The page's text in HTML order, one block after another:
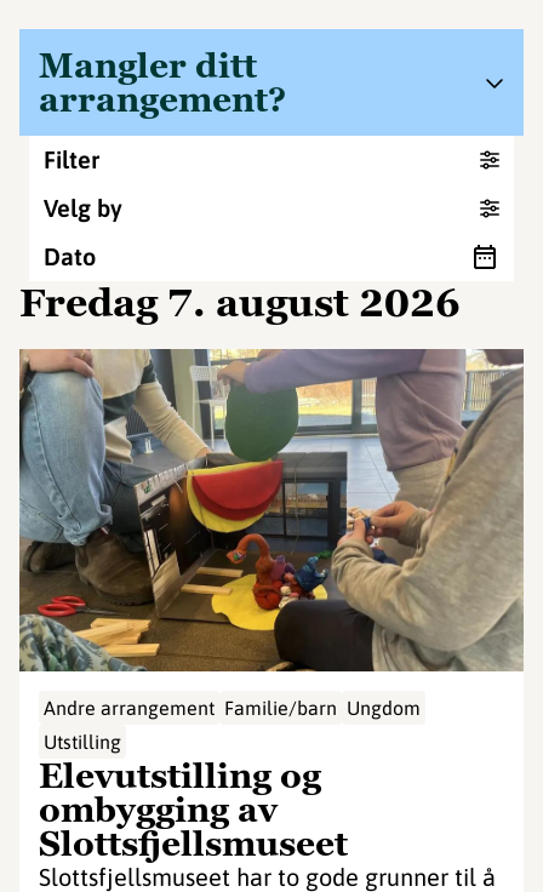
Mangler ditt
arrangement?
Filter
Velg by
Dato
fredag 7. august 2026
Andre arrangement Familie/barn Ungdom
Utstilling
Elevutstilling og
ombygging av
Slottsfjellsmuseet
Slottsfjellsmuseet har to gode grunner til å